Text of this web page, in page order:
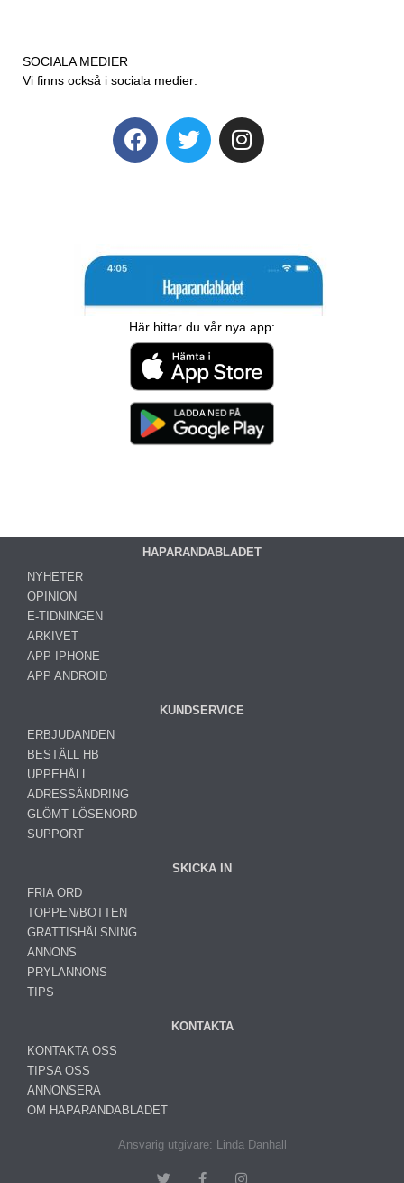
SOCIALA MEDIER
Vi finns också i sociala medier:
Här hittar du vår nya app:
HAPARANDABLADET
NYHETER
OPINION
E-TIDNINGEN
ARKIVET
APP IPHONE
APP ANDROID
KUNDSERVICE
ERBJUDANDEN
BESTÄLL HB
UPPEHÅLL
ADRESSÄNDRING
GLÖMT LÖSENORD
SUPPORT
SKICKA IN
FRIA ORD
TOPPEN/BOTTEN
GRATTISHÄLSNING
ANNONS
PRYLANNONS
TIPS
KONTAKTA
KONTAKTA OSS
TIPSA OSS
ANNONSERA
OM HAPARANDABLADET
Ansvarig utgivare: Linda Danhall